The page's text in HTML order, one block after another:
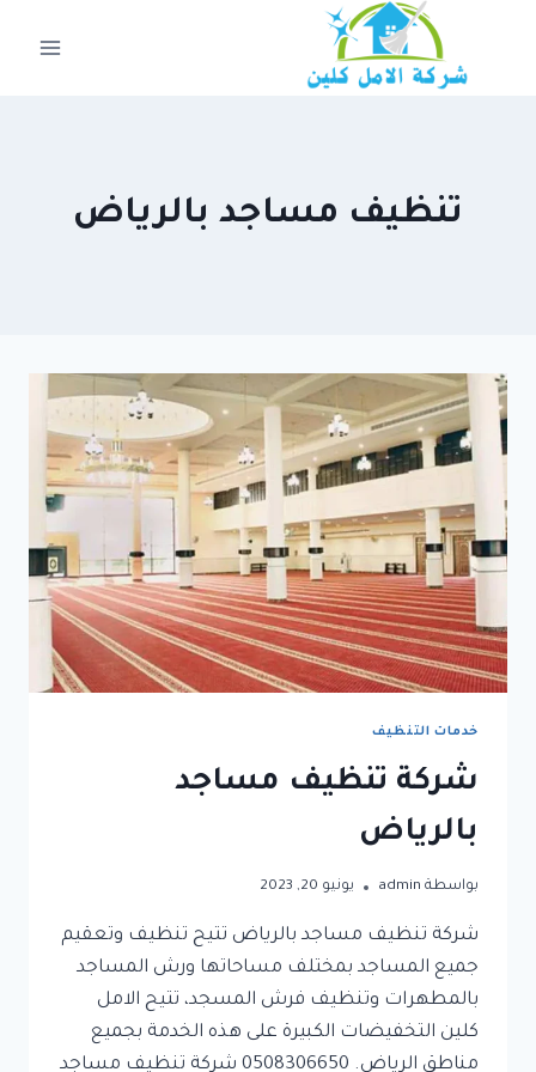
تنظيف مساجد بالرياض
خدمات التنظيف
شركة تنظيف مساجد
بالرياض
بواسطة admin يونيو 20, 2023
شركة تنظيف مساجد بالرياض تتيح تنظيف وتعقيم
جميع المساجد بمختلف مساحاتها ورش المساجد
بالمطهرات وتنظيف فرش المسجد، تتيح الامل
كلين التخفيضات الكبيرة على هذه الخدمة بجميع
مناطق الرياض. 0508306650 شركة تنظيف مساجد